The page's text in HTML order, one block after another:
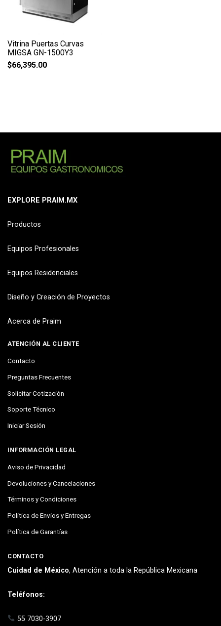
Vitrina Puertas Curvas
MIGSA GN-1500Y3
$66,395.00
EXPLORE PRAIM.MX
Productos
Equipos Profesionales
Equipos Residenciales
Diseño y Creación de Proyectos
Acerca de Praim
ATENCIÓN AL CLIENTE
Contacto
Preguntas Frecuentes
Solicitar Cotización
Soporte Técnico
Iniciar Sesión
INFORMACIÓN LEGAL
Aviso de Privacidad
Devoluciones y Cancelaciones
Términos y Condiciones
Política de Envíos y Entregas
Política de Garantías
CONTACTO
Cuidad de México, Atención a toda la República Mexicana
Teléfonos:
55 7030-3907